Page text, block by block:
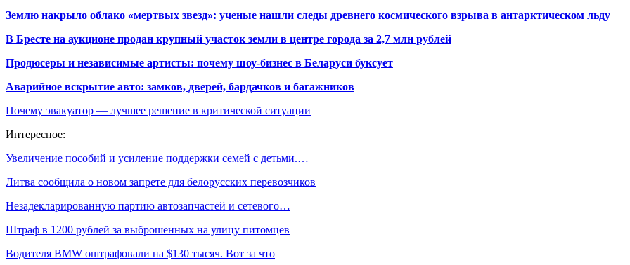
Землю накрыло облако «мертвых звезд»: ученые нашли следы древнего космического взрыва в антарктическом льду
В Бресте на аукционе продан крупный участок земли в центре города за 2,7 млн рублей
Продюсеры и независимые артисты: почему шоу-бизнес в Беларуси буксует
Аварийное вскрытие авто: замков, дверей, бардачков и багажников
Почему эвакуатор — лучшее решение в критической ситуации
Интересное:
Увеличение пособий и усиление поддержки семей с детьми.…
Литва сообщила о новом запрете для белорусских перевозчиков
Незадекларированную партию автозапчастей и сетевого…
Штраф в 1200 рублей за выброшенных на улицу питомцев
Водителя BMW оштрафовали на $130 тысяч. Вот за что